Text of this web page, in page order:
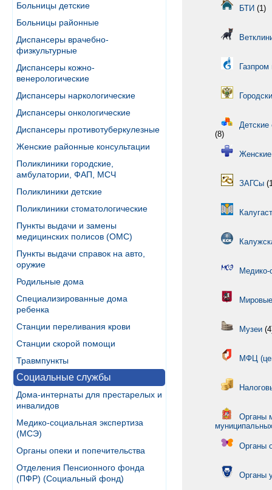
Больницы детские
Больницы районные
Диспансеры врачебно-
физкультурные
Диспансеры кожно-
венерологические
Диспансеры наркологические
Диспансеры онкологические
Диспансеры противотуберкулезные
Женские районные консультации
Поликлиники городские,
амбулатории, ФАП, МСЧ
Поликлиники детские
Поликлиники стоматологические
Пункты выдачи и замены
медицинских полисов (ОМС)
Пункты выдачи справок на авто,
оружие
Родильные дома
Специализированные дома
ребенка
Станции переливания крови
Станции скорой помощи
Травмпункты
Социальные службы
Дома-интернаты для престарелых и
инвалидов
Медико-социальная экспертиза
(МСЭ)
Органы опеки и попечительства
Отделения Пенсионного фонда
(ПФР) (Социальный фонд)
БТИ (1)
Газпром
(8)
Женские
ЗАГСы
Медико-
Музеи
МФЦ
Органы
Органы
Органы